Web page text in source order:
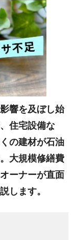
響を及ぼし始
住宅設備な
の建材が石油
大規模修繕費
ーナーが直面
します。